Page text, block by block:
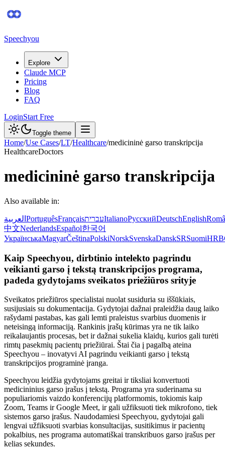
Speechyou
Explore
Claude MCP
Pricing
Blog
FAQ
LoginStart Free
Toggle theme
Home/Use Cases/LT/Healthcare/medicininė garso transkripcija
HealthcareDoctors
medicininė garso transkripcija
Also available in:
العربية PortuguêsFrançaisעבריתItalianoРусскийDeutschEnglish
中文NederlandsEspañol한국어
УкраїнськаMagyarČeštinaPolskiNorskSvenskaDanskSRSuomiHR
Kaip Speechyou, dirbtinio intelekto pagrindu
veikianti garso į tekstą transkripcijos programa,
padeda gydytojams sveikatos priežiūros srityje
Sveikatos priežiūros specialistai nuolat susiduria su iššūkiais,
susijusiais su dokumentacija. Gydytojai dažnai praleidžia daug laiko
rašydami pastabas, kas gali lemti praleistus svarbius duomenis ir
neteisingą informaciją. Rankinis įrašų kūrimas yra ne tik laiko
reikalaujantis procesas, bet ir dažnai sukelia klaidų, kurios gali turėti
rimtų pasekmių pacientų priežiūrai. Štai čia į pagalbą ateina
Speechyou – inovatyvi AI pagrindu veikianti garso į tekstą
transkripcijos programinė įranga.
Speechyou leidžia gydytojams greitai ir tiksliai konvertuoti
medicininius garso įrašus į tekstą. Programa yra suderinama su
populiariomis vaizdo konferencijų platformomis, tokiomis kaip
Zoom, Teams ir Google Meet, ir gali užfiksuoti tiek mikrofono, tiek
sistemos garso įrašus. Naudodamiesi Speechyou, gydytojai gali
lengvai užfiksuoti svarbias konsultacijas, susitikimus ir pacientų
pokalbius, nes programa automatiškai transkribuos garso įrašus per
kelias sekundes.